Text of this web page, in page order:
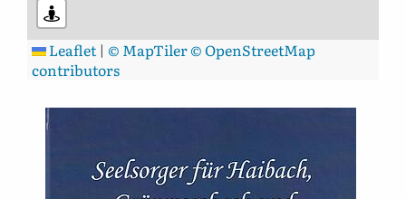
Leaflet | © MapTiler© OpenStreetMap
contributors